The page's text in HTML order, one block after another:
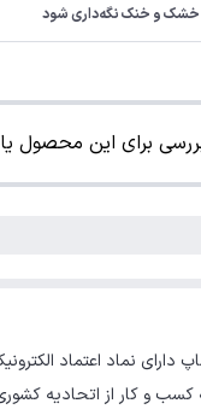
و خنک نگه‌داری شود
برای این محصول